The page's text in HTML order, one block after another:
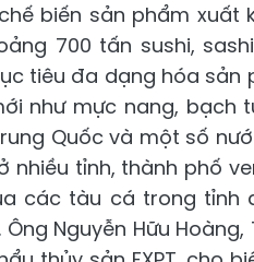
biến sản phẩm xuất
700 tấn sushi,
tiêu đa dạng hóa
như mực nang, bạch
Quốc và một số
nhiều tỉnh, thành phố
các tàu cá trong tỉnh
Nguyễn Hữu